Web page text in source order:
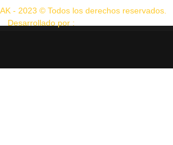
- 2023 © Todos los derechos reservados.
Desarrollado por :